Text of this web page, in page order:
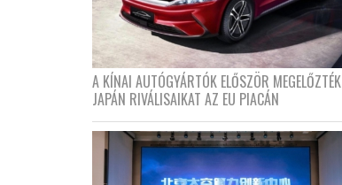
A KÍNAI AUTÓGYÁRTÓK ELŐSZÖR MEGELŐZTÉK
JAPÁN RIVÁLISAIKAT AZ EU PIACÁN